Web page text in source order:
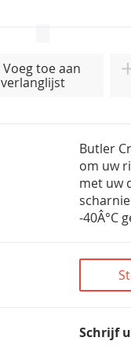
Voeg toe aan
verlanglijst
Butler
om uw
met uw
-40Â°C
Schrijf